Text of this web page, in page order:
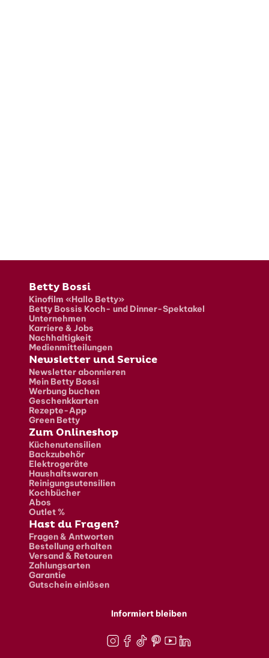
Fusszeile
Betty Bossi
Kinofilm «Hallo Betty»
Betty Bossis Koch- und Dinner-Spektakel
Unternehmen
Karriere & Jobs
Nachhaltigkeit
Medienmitteilungen
Newsletter und Service
Newsletter abonnieren
Mein Betty Bossi
Werbung buchen
Geschenkkarten
Rezepte-App
Green Betty
Zum Onlineshop
Küchenutensilien
Backzubehör
Elektrogeräte
Haushaltswaren
Reinigungsutensilien
Kochbücher
Abos
Outlet %
Hast du Fragen?
Fragen & Antworten
Bestellung erhalten
Versand & Retouren
Zahlungsarten
Garantie
Gutschein einlösen
Informiert bleiben